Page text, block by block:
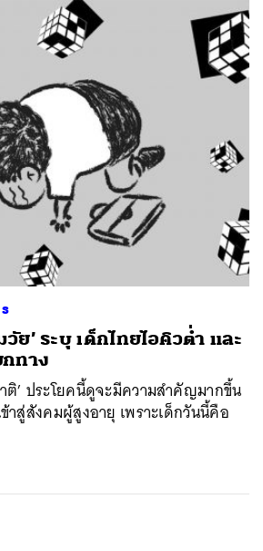
ย’ ระบุ เด็กไทยไอคิวต่ำ และ
ทาง
ติ’ ประโยคนี้ดูจะมีความสำคัญมากขึ้น
าสู่สังคมผู้สูงอายุ เพราะเด็กวันนี้คือ